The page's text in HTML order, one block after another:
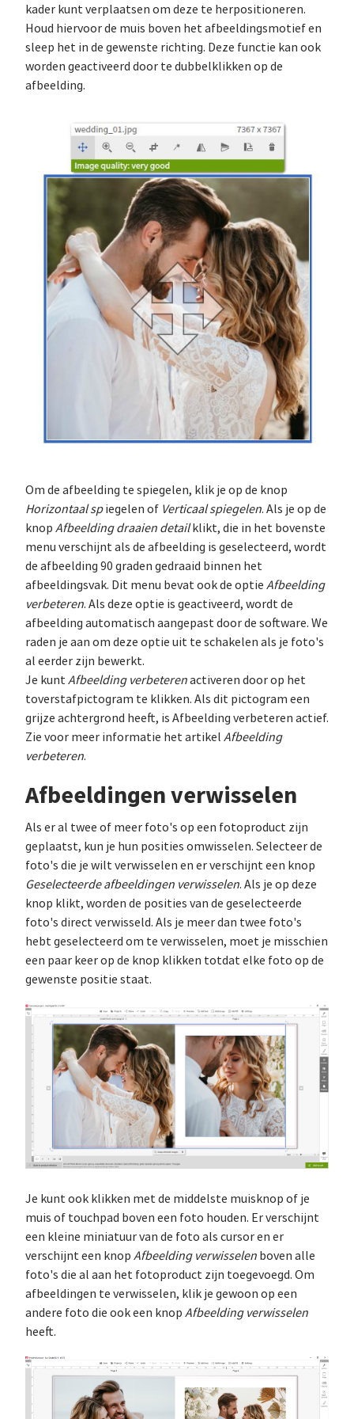
kader kunt verplaatsen om deze te herpositioneren.
Houd hiervoor de muis boven het afbeeldingsmotief en
sleep het in de gewenste richting. Deze functie kan ook
worden geactiveerd door te dubbelklikken op de
afbeelding.
Om de afbeelding te spiegelen, klik je op de knop
Horizontaal spiegelen of Verticaal spiegelen. Als je op de
knop Afbeelding draaien detailklikt, die in het bovenste
menu verschijnt als de afbeelding is geselecteerd, wordt
de afbeelding 90 graden gedraaid binnen het
afbeeldingsvak. Dit menu bevat ook de optie Afbeelding
verbeteren. Als deze optie is geactiveerd, wordt de
afbeelding automatisch aangepast door de software. We
raden je aan om deze optie uit te schakelen als je foto's
al eerder zijn bewerkt.
Je kuntAfbeelding verbeterenactiveren door op het
toverstafpictogram te klikken. Als dit pictogram een
grijze achtergrond heeft, is Afbeelding verbeteren actief.
Zie voor meer informatie het artikel Afbeelding
verbeteren.
Afbeeldingen verwisselen
Als er al twee of meer foto's op een fotoproduct zijn
geplaatst, kun je hun posities omwisselen. Selecteer de
foto's die je wilt verwisselen en er verschijnt een knop
Geselecteerde afbeeldingen verwisselen. Als je op deze
knop klikt, worden de posities van de geselecteerde
foto's direct verwisseld. Als je meer dan twee foto's
hebt geselecteerd om te verwisselen, moet je misschien
een paar keer op de knop klikken totdat elke foto op de
gewenste positie staat.
Je kunt ook klikken met de middelste muisknop of je
muis of touchpad boven een foto houden. Er verschijnt
een kleine miniatuur van de foto als cursor en er
verschijnt een knop Afbeelding verwisselen boven alle
foto's die al aan het fotoproduct zijn toegevoegd. Om
afbeeldingen te verwisselen, klik je gewoon op een
andere foto die ook een knop Afbeelding verwisselen
heeft.